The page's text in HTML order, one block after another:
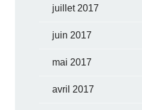
juillet 2017
juin 2017
mai 2017
avril 2017